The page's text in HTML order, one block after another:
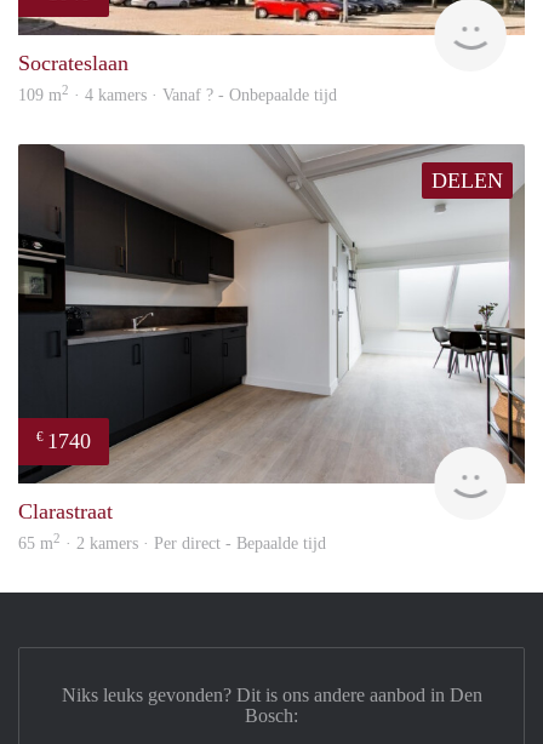
Socrateslaan
109 m2 · 4 kamers · Vanaf ? - Onbepaalde tijd
DELEN
€ 1740
Next
Clarastraat
65 m2 · 2 kamers · Per direct - Bepaalde tijd
Niks leuks gevonden? Dit is ons andere aanbod in Den
Bosch: